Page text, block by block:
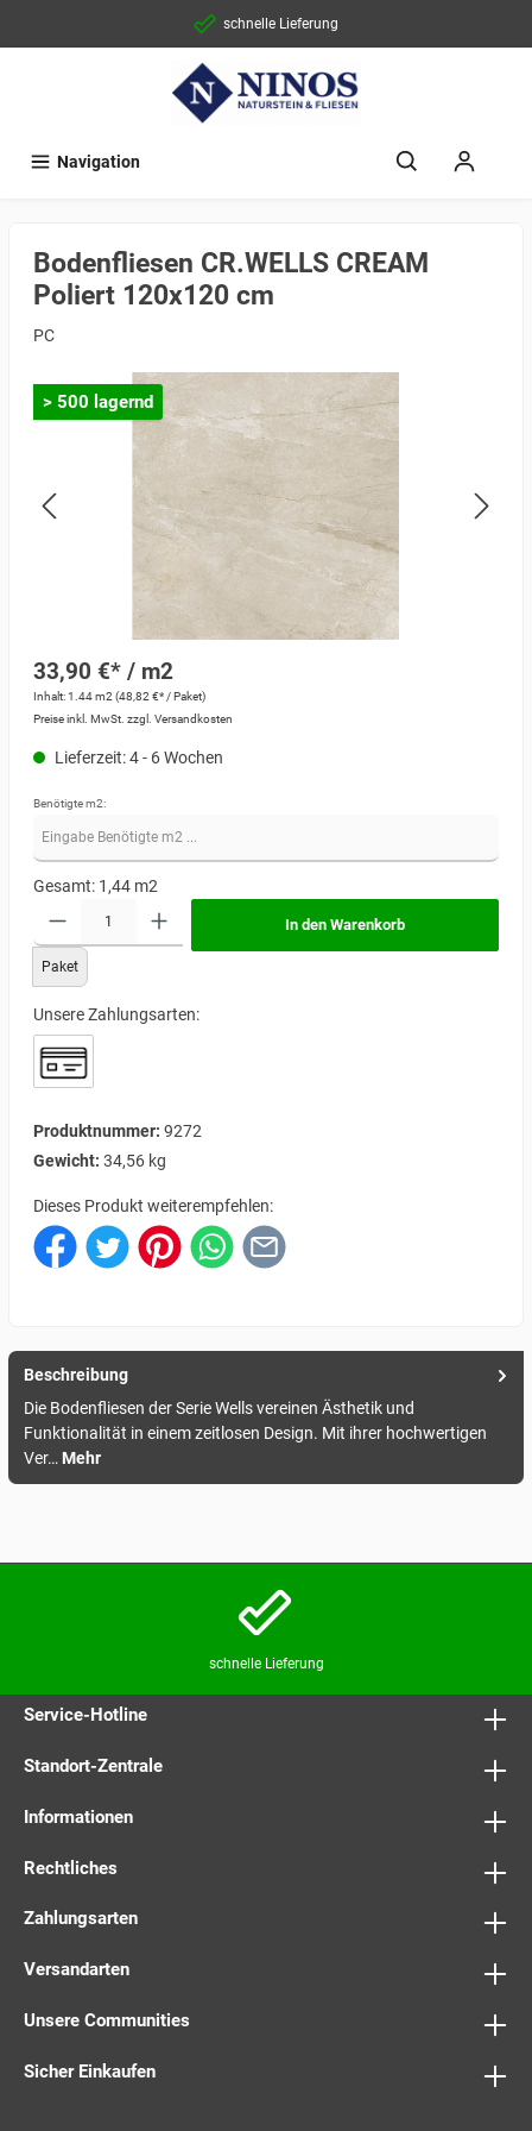
schnelle Lieferung
Navigation
Bodenfliesen CR.WELLS CREAM
Poliert 120x120 cm
PC
> 500 lagernd
33,90 €* / m2
Inhalt:1.44 m2 (48,82 €* / Paket)
Preise inkl. MwSt. zzgl. Versandkosten
Lieferzeit: 4 - 6 Wochen
Benötigte m2:
Gesamt: 1,44 m2
Paket
In den Warenkorb
Unsere Zahlungsarten:
Produktnummer: 9272
Gewicht: 34,56 kg
Dieses Produkt weiterempfehlen:
Beschreibung
Die Bodenfliesen der Serie Wells vereinen Ästhetik und
Funktionalität in einem zeitlosen Design. Mit ihrer hochwertigen
Ver… Mehr
schnelle Lieferung
Service-Hotline
Standort-Zentrale
Informationen
Rechtliches
Zahlungsarten
Versandarten
Unsere Communities
Sicher Einkaufen